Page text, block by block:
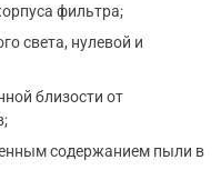
фильтра;
света, нулевой и
близости от
содержанием пыли в